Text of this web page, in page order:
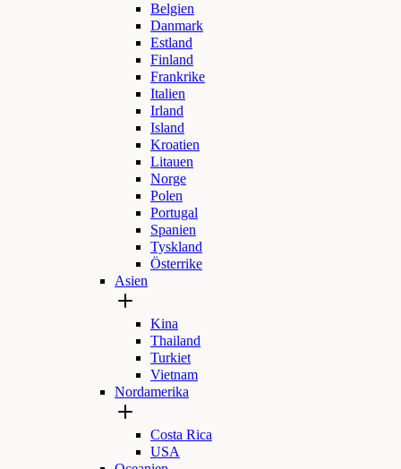
Belgien
Danmark
Estland
Finland
Frankrike
Italien
Irland
Island
Kroatien
Litauen
Norge
Polen
Portugal
Spanien
Tyskland
Österrike
Asien
Kina
Thailand
Turkiet
Vietnam
Nordamerika
Costa Rica
USA